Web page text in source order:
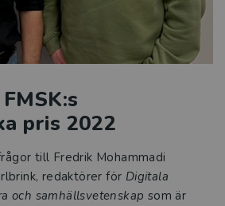
pris 2022
till Fredrik Mohammadi
redaktörer för Digitala
och samhällsvetenskap som är